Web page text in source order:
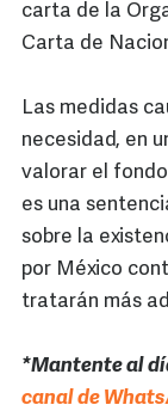
carta de la
Carta de
Las medidas
necesidad, en
valorar el
es una
sobre la
por México
tratarán más
*Mantente al
canal de